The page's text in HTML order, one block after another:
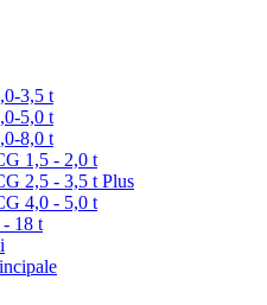
3,5 t
5,0 t
8,0 t
1,5 - 2,0 t
2,5 - 3,5 t Plus
4,0 - 5,0 t
18 t